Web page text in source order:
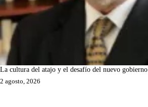
La cultura del atajo y el desafío del nuevo gobierno
2 agosto, 2026